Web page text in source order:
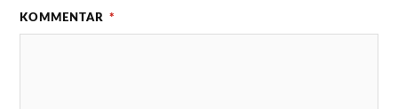
KOMMENTAR *